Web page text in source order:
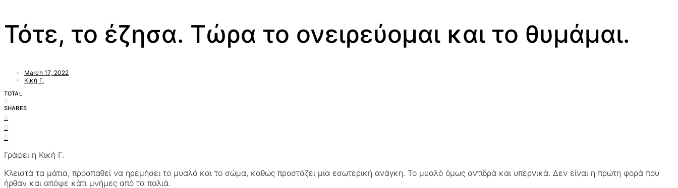
Τότε, το έζησα. Τώρα το ονειρεύομαι και το θυμάμαι.
March 17, 2022
Κική Γ.
TOTAL
0
SHARES
0
0
0
Γράφει η Κική Γ.
Κλειστά τα μάτια, προσπαθεί να ηρεμήσει το μυαλό και το σώμα, καθώς προστάζει μια εσωτερική ανάγκη. Το μυαλό όμως αντιδρά και υπερνικά. Δεν είναι η πρώτη φορά που
ήρθαν και απόψε κάτι μνήμες από τα παλιά.